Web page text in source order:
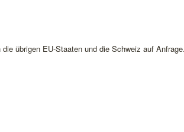
übrigen EU-Staaten und die Schweiz auf Anfrage.